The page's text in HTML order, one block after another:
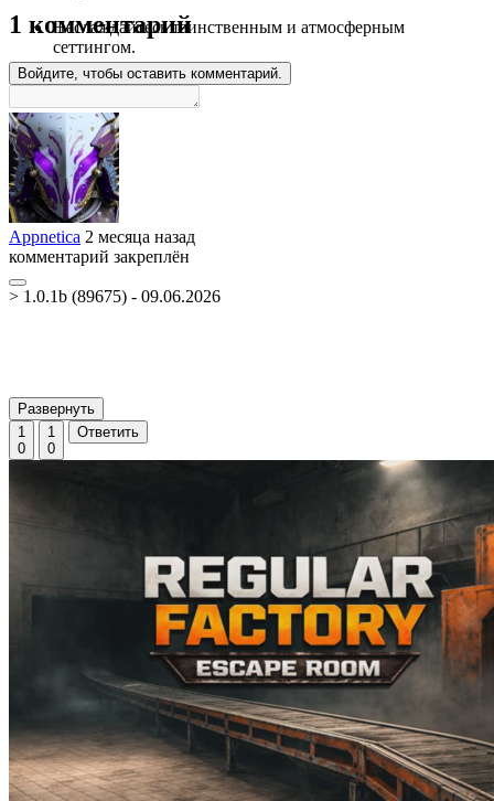
Наслаждайтесь таинственным и атмосферным
сеттингом.
1 комментарий
Войдите, чтобы оставить комментарий.
Appnetica 2 месяца назад
комментарий закреплён
> 1.0.1b (89675) - 09.06.2026
Развернуть
1
0
1
0
Ответить